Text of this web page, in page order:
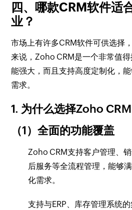
四、哪款CRM软件适
业？
市场上有许多CRM软件可供选择
来说，Zoho CRM是一个非常值
能强大，而且支持高度定制化，
需求。
1. 为什么选择Zoho CRM
（1）全面的功能覆盖
Zoho CRM支持客户管理、
后服务等全流程管理，能够
化需求。
支持与ERP、库存管理系统